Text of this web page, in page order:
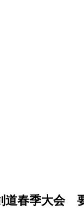
道春季大会